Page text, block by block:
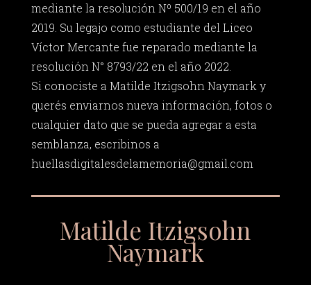
mediante la resolución Nº 500/19 en el año
2019. Su legajo como estudiante del Liceo
Víctor Mercante fue reparado mediante la
resolución N° 8793/22 en el año 2022.
Si conociste a Matilde Itzigsohn Naymark y
querés enviarnos nueva información, fotos o
cualquier dato que se pueda agregar a esta
semblanza, escribinos a
huellasdigitalesdelamemoria@gmail.com
Matilde Itzigsohn
Naymark